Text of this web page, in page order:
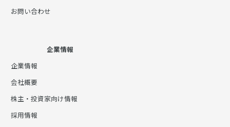
お問い合わせ
企業情報
企業情報
会社概要
株主・投資家向け情報
採用情報